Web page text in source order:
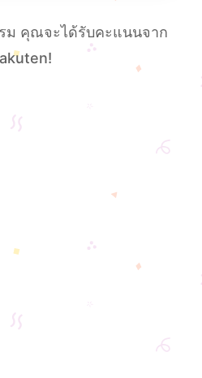
ม คุณจะได้รับคะแนนจาก